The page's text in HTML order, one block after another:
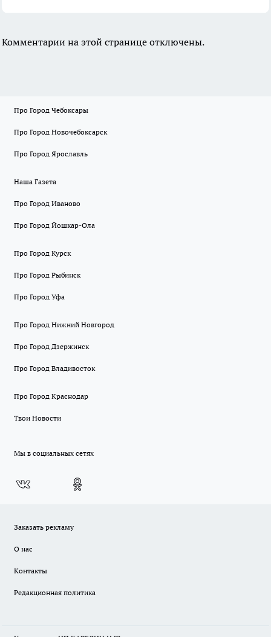
Комментарии на этой странице отключены.
Про Город Чебоксары
Про Город Новочебоксарск
Про Город Ярославль
Наша Газета
Про Город Иваново
Про Город Йошкар-Ола
Про Город Курск
Про Город Рыбинск
Про Город Уфа
Про Город Нижний Новгород
Про Город Дзержинск
Про Город Владивосток
Про Город Краснодар
Твои Новости
Мы в социальных сетях
Заказать рекламу
О нас
Контакты
Редакционная политика